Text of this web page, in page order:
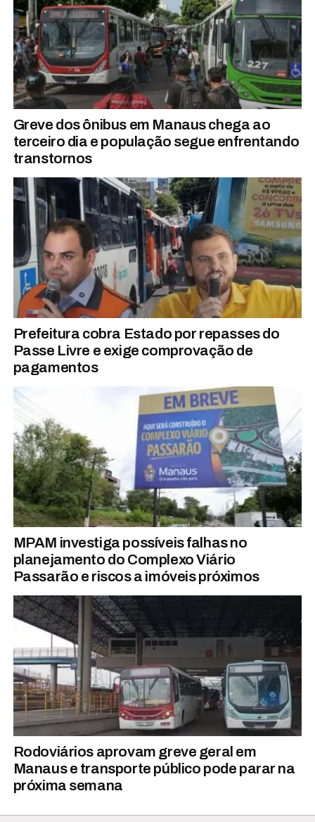
Greve dos ônibus em Manaus chega ao
terceiro dia e população segue enfrentando
transtornos
Prefeitura cobra Estado por repasses do
Passe Livre e exige comprovação de
pagamentos
MPAM investiga possíveis falhas no
planejamento do Complexo Viário
Passarão e riscos a imóveis próximos
Rodoviários aprovam greve geral em
Manaus e transporte público pode parar na
próxima semana